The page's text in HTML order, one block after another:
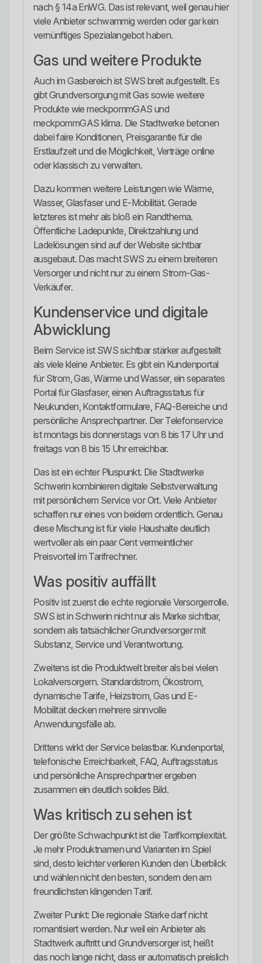
nach § 14a EnWG. Das ist relevant, weil genau hier
viele Anbieter schwammig werden oder gar kein
vernünftiges Spezialangebot haben.
Gas und weitere Produkte
Auch im Gasbereich ist SWS breit aufgestellt. Es
gibt Grundversorgung mit Gas sowie weitere
Produkte wie meckpommGAS und
meckpommGAS klima. Die Stadtwerke betonen
dabei faire Konditionen, Preisgarantie für die
Erstlaufzeit und die Möglichkeit, Verträge online
oder klassisch zu verwalten.
Dazu kommen weitere Leistungen wie Wärme,
Wasser, Glasfaser und E-Mobilität. Gerade
letzteres ist mehr als bloß ein Randthema.
Öffentliche Ladepunkte, Direktzahlung und
Ladelösungen sind auf der Website sichtbar
ausgebaut. Das macht SWS zu einem breiteren
Versorger und nicht nur zu einem Strom-Gas-
Verkäufer.
Kundenservice und digitale
Abwicklung
Beim Service ist SWS sichtbar stärker aufgestellt
als viele kleine Anbieter. Es gibt ein Kundenportal
für Strom, Gas, Wärme und Wasser, ein separates
Portal für Glasfaser, einen Auftragsstatus für
Neukunden, Kontaktformulare, FAQ-Bereiche und
persönliche Ansprechpartner. Der Telefonservice
ist montags bis donnerstags von 8 bis 17 Uhr und
freitags von 8 bis 15 Uhr erreichbar.
Das ist ein echter Pluspunkt. Die Stadtwerke
Schwerin kombinieren digitale Selbstverwaltung
mit persönlichem Service vor Ort. Viele Anbieter
schaffen nur eines von beidem ordentlich. Genau
diese Mischung ist für viele Haushalte deutlich
wertvoller als ein paar Cent vermeintlicher
Preisvorteil im Tarifrechner.
Was positiv auffällt
Positiv ist zuerst die echte regionale Versorgerrolle.
SWS ist in Schwerin nicht nur als Marke sichtbar,
sondern als tatsächlicher Grundversorger mit
Substanz, Service und Verantwortung.
Zweitens ist die Produktwelt breiter als bei vielen
Lokalversorgern. Standardstrom, Ökostrom,
dynamische Tarife, Heizstrom, Gas und E-
Mobilität decken mehrere sinnvolle
Anwendungsfälle ab.
Drittens wirkt der Service belastbar. Kundenportal,
telefonische Erreichbarkeit, FAQ, Auftragsstatus
und persönliche Ansprechpartner ergeben
zusammen ein deutlich solides Bild.
Was kritisch zu sehen ist
Der größte Schwachpunkt ist die Tarifkomplexität.
Je mehr Produktnamen und Varianten im Spiel
sind, desto leichter verlieren Kunden den Überblick
und wählen nicht den besten, sondern den am
freundlichsten klingenden Tarif.
Zweiter Punkt: Die regionale Stärke darf nicht
romantisiert werden. Nur weil ein Anbieter als
Stadtwerk auftritt und Grundversorger ist, heißt
das noch lange nicht, dass er automatisch preislich